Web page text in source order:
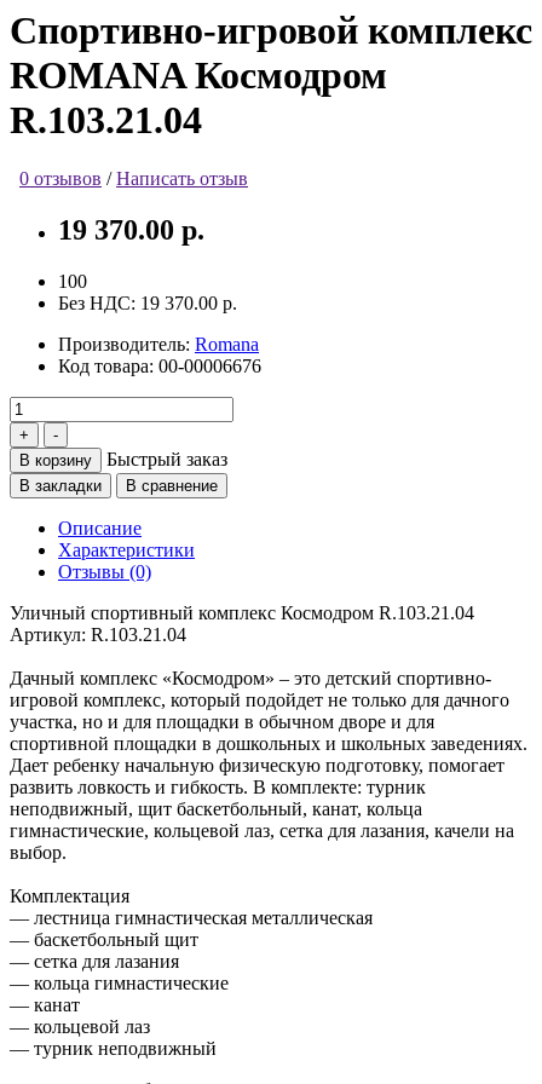
Спортивно-игровой комплекс
ROMANA Космодром
R.103.21.04
0 отзывов /Написать отзыв
19 370.00 р.
100
Без НДС: 19 370.00 р.
Производитель: Romana
Код товара: 00-00006676
В корзину Быстрый заказ
В закладки В сравнение
Описание
Характеристики
Отзывы (0)
Уличный спортивный комплекс Космодром R.103.21.04
Артикул: R.103.21.04
Дачный комплекс «Космодром» – это детский спортивно-
игровой комплекс, который подойдет не только для дачного
участка, но и для площадки в обычном дворе и для
спортивной площадки в дошкольных и школьных заведениях.
Дает ребенку начальную физическую подготовку, помогает
развить ловкость и гибкость. В комплекте: турник
неподвижный, щит баскетбольный, канат, кольца
гимнастические, кольцевой лаз, сетка для лазания, качели на
выбор.
Комплектация
— лестница гимнастическая металлическая
— баскетбольный щит
— сетка для лазания
— кольца гимнастические
— канат
— кольцевой лаз
— турник неподвижный